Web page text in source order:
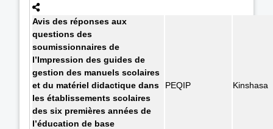
Avis des réponses aux
questions des
soumissionnaires de
l’Impression des guides de
gestion des manuels scolaires
et du matériel didactique dans
les établissements scolaires
des six premières années de
l’éducation de base
PEQIP Kinshasa